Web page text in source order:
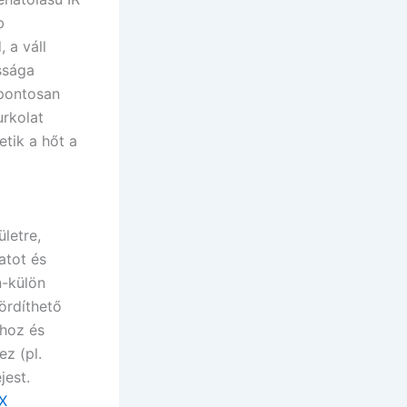
a váll
a hőt a
és
külön
és
(pl.